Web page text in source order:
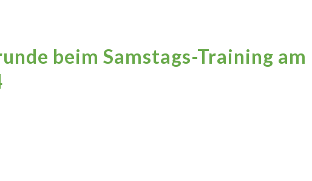
beim Samstags-Training am